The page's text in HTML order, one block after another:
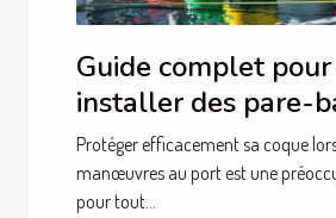
Guide complet
installer des pare-
efficacement
Protéger efficacement sa coque
manœuvres au port est une
pour tout...